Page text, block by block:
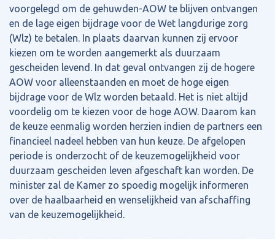
voorgelegd om de gehuwden-AOW te blijven ontvangen
en de lage eigen bijdrage voor de Wet langdurige zorg
(Wlz) te betalen. In plaats daarvan kunnen zij ervoor
kiezen om te worden aangemerkt als duurzaam
gescheiden levend. In dat geval ontvangen zij de hogere
AOW voor alleenstaanden en moet de hoge eigen
bijdrage voor de Wlz worden betaald. Het is niet altijd
voordelig om te kiezen voor de hoge AOW. Daarom kan
de keuze eenmalig worden herzien indien de partners een
financieel nadeel hebben van hun keuze. De afgelopen
periode is onderzocht of de keuzemogelijkheid voor
duurzaam gescheiden leven afgeschaft kan worden. De
minister zal de Kamer zo spoedig mogelijk informeren
over de haalbaarheid en wenselijkheid van afschaffing
van de keuzemogelijkheid.